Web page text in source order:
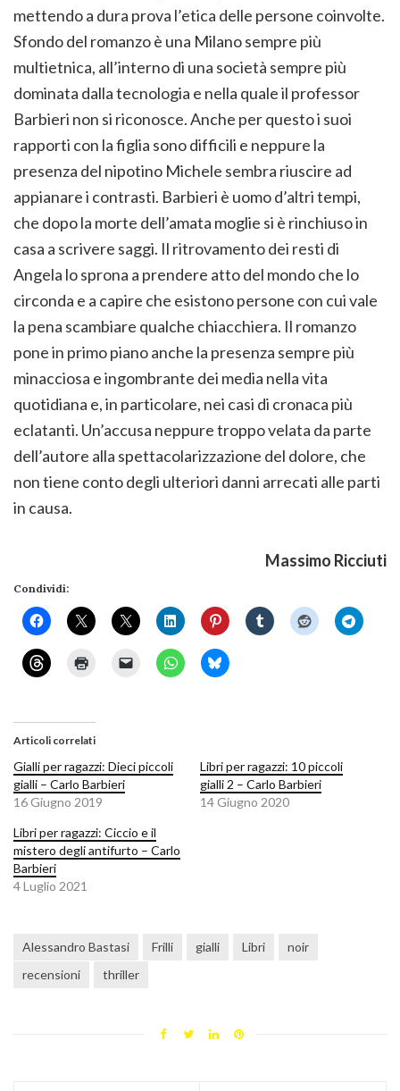
mettendo a dura prova l’etica delle persone coinvolte.
Sfondo del romanzo è una Milano sempre più
multietnica, all’interno di una società sempre più
dominata dalla tecnologia e nella quale il professor
Barbieri non si riconosce. Anche per questo i suoi
rapporti con la figlia sono difficili e neppure la
presenza del nipotino Michele sembra riuscire ad
appianare i contrasti. Barbieri è uomo d’altri tempi,
che dopo la morte dell’amata moglie si è rinchiuso in
casa a scrivere saggi. Il ritrovamento dei resti di
Angela lo sprona a prendere atto del mondo che lo
circonda e a capire che esistono persone con cui vale
la pena scambiare qualche chiacchiera. Il romanzo
pone in primo piano anche la presenza sempre più
minacciosa e ingombrante dei media nella vita
quotidiana e, in particolare, nei casi di cronaca più
eclatanti. Un’accusa neppure troppo velata da parte
dell’autore alla spettacolarizzazione del dolore, che
non tiene conto degli ulteriori danni arrecati alle parti
in causa.
Massimo Ricciuti
Condividi:
Articoli correlati
Gialli per ragazzi: Dieci piccoli
gialli – Carlo Barbieri
16 Giugno 2019
Libri per ragazzi: 10 piccoli
gialli 2 – Carlo Barbieri
14 Giugno 2020
Libri per ragazzi: Ciccio e il
mistero degli antifurto – Carlo
Barbieri
4 Luglio 2021
Alessandro Bastasi Frilli gialli Libri
noir
recensioni
thriller